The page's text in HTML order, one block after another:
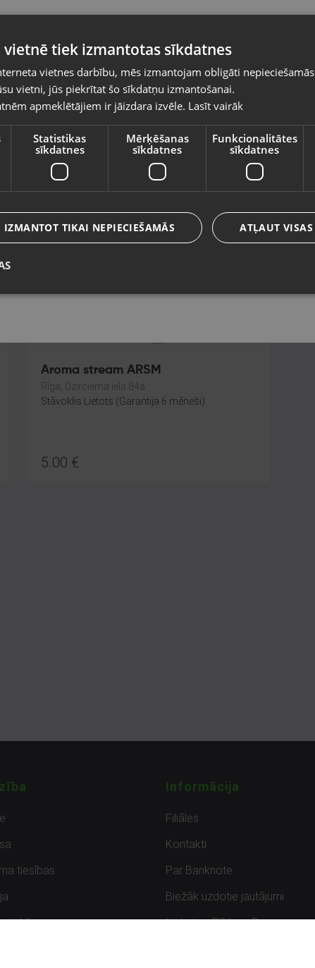
Wall Fire DEF056297
Stāvoklis Lietots (Garantija 6 mēneši)
69.00
No 3.14€/mēn.
Aroma stream ARSM
Rīga, Dzirciema iela 84a
Stāvoklis Lietots (Garantija 6 mēneši)
5.00 €
tiesības
Informācija
Filiāles
Kontakti
Par Banknote
Biežāk uzdotie jautājumi
Lietots – Pārbaudīts
valsti
Vietnes saturs būs attēlots izvēlētajā valodā
Valsts
Valoda
Latviešu / Latvian
vietnē tiek izmantotas sīkdatnes
vietnes darbību, mēs izmantojam obligāti
vietni, jūs piekrītat šo sīkdatņu izmantošanai.
apmeklētājiem ir jāizdara izvēle. Lasīt vairāk
Statistikas
sīkdatnes
Mērķēšanas
sīkdatnes
Funkcionalitātes
sīkdatnes
ATĻAUT
IZMANTOT TIKAI NEPIECIEŠAMĀS